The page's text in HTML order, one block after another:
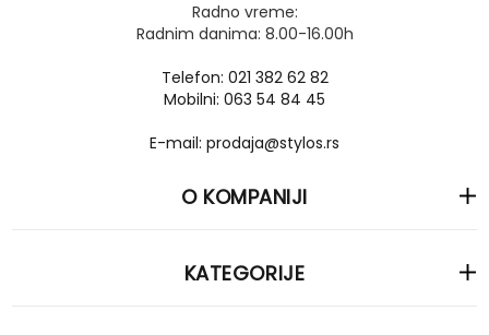
Radno vreme:
Radnim danima: 8.00-16.00h
Telefon: 021 382 62 82
Mobilni: 063 54 84 45
E-mail: prodaja@stylos.rs
O KOMPANIJI
KATEGORIJE